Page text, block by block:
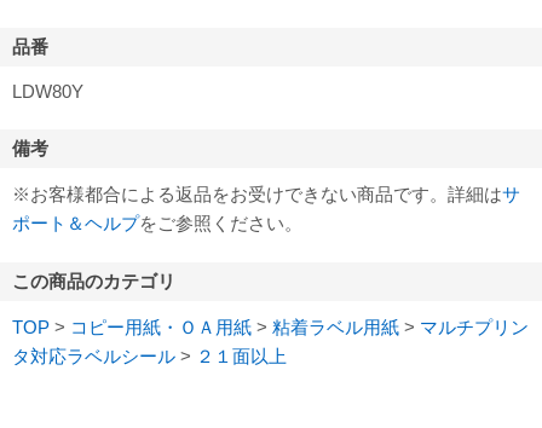
品番
LDW80Y
備考
※お客様都合による返品をお受けできない商品です。詳細はサ
ポート＆ヘルプをご参照ください。
この商品のカテゴリ
TOP > コピー用紙・ＯＡ用紙 > 粘着ラベル用紙 > マルチプリン
タ対応ラベルシール > ２１面以上